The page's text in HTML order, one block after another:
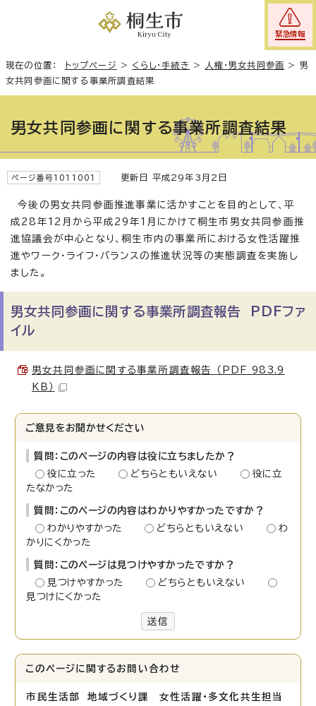
緊急情報
現在の位置： トップページ > くらし・手続き > 人権・男女共同参画 > 男
女共同参画に関する事業所調査結果
男女共同参画に関する事業所調査結果
ページ番号1011001 更新日 平成29年3月2日
今後の男女共同参画推進事業に活かすことを目的として、平
成28年12月から平成29年1月にかけて桐生市男女共同参画推
進協議会が中心となり、桐生市内の事業所における女性活躍推
進やワーク・ライフ・バランスの推進状況等の実態調査を実施し
ました。
男女共同参画に関する事業所調査報告 PDFファ
イル
男女共同参画に関する事業所調査報告 （PDF 983.9
KB）
ご意見をお聞かせください
質問：このページの内容は役に立ちましたか？
役に立った
どちらともいえない
役に立
たなかった
質問：このページの内容はわかりやすかったですか？
わかりやすかった
どちらともいえない
わ
かりにくかった
質問：このページは見つけやすかったですか？
見つけやすかった
どちらともいえない
見つけにくかった
送信
このページに関する お問い合わせ
市民生活部 地域づくり課 女性活躍・多文化共生担当